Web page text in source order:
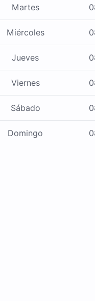
Martes
Miércoles
Jueves
Viernes
Sábado
Domingo